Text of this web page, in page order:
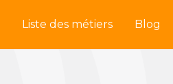
Liste des métiers Blog